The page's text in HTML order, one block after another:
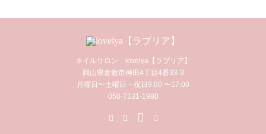
ネイルサロン lovelya【ラブリア】
岡山県倉敷市神田4丁目4番33-3
月曜日〜土曜日・祝日9:00 〜17:00
050-7131-1980